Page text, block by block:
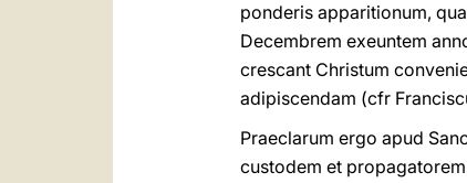
ponderis apparitionum,
Decembrem exeuntem
crescant Christum
adipiscendam (cfr
Praeclarum ergo apud
custodem et